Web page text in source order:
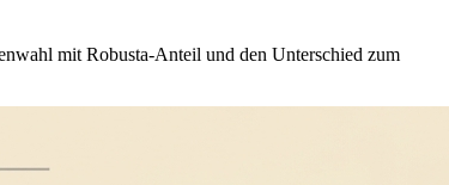
mit Robusta-Anteil und den Unterschied zum